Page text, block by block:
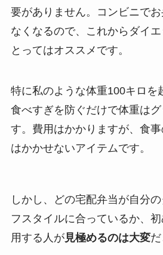
要がありません。コンビニで
なくなるので、これからダイ
とってはオススメです。
特に私のような体重100キロを
食べすぎを防ぐだけで体重は
す。費用はかかりますが、食
はかかせないアイテムです。
しかし、どの宅配弁当が自分
フスタイルに合っているか、
用する人が見極めるのは大変だ